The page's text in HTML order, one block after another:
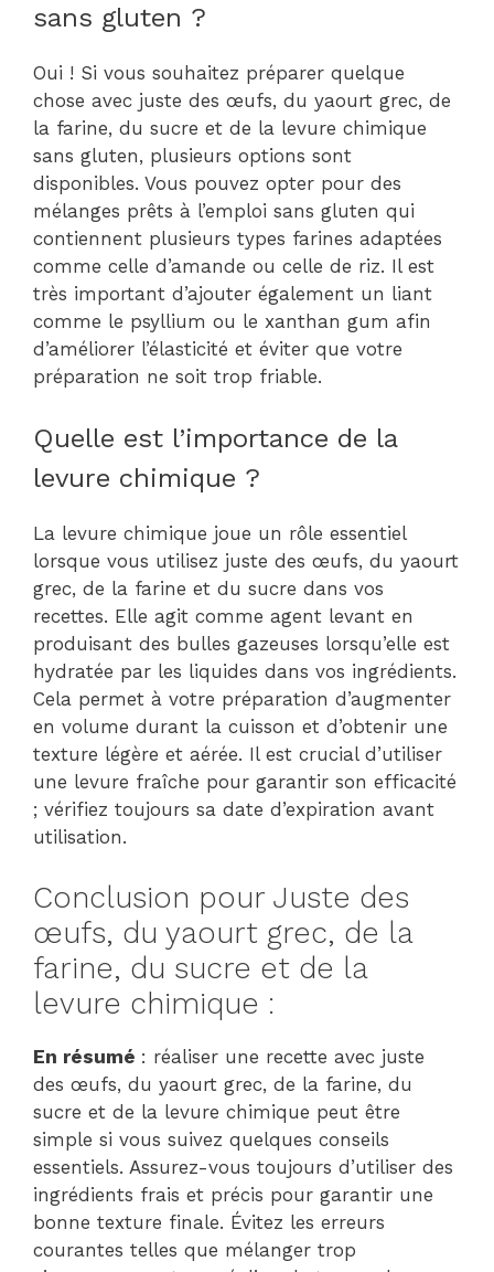
sans gluten ?
Oui ! Si vous souhaitez préparer quelque
chose avec juste des œufs, du yaourt grec, de
la farine, du sucre et de la levure chimique
sans gluten, plusieurs options sont
disponibles. Vous pouvez opter pour des
mélanges prêts à l’emploi sans gluten qui
contiennent plusieurs types farines adaptées
comme celle d’amande ou celle de riz. Il est
très important d’ajouter également un liant
comme le psyllium ou le xanthan gum afin
d’améliorer l’élasticité et éviter que votre
préparation ne soit trop friable.
Quelle est l’importance de la
levure chimique ?
La levure chimique joue un rôle essentiel
lorsque vous utilisez juste des œufs, du yaourt
grec, de la farine et du sucre dans vos
recettes. Elle agit comme agent levant en
produisant des bulles gazeuses lorsqu’elle est
hydratée par les liquides dans vos ingrédients.
Cela permet à votre préparation d’augmenter
en volume durant la cuisson et d’obtenir une
texture légère et aérée. Il est crucial d’utiliser
une levure fraîche pour garantir son efficacité
; vérifiez toujours sa date d’expiration avant
utilisation.
Conclusion pour Juste des
œufs, du yaourt grec, de la
farine, du sucre et de la
levure chimique :
En résumé : réaliser une recette avec juste
des œufs, du yaourt grec, de la farine, du
sucre et de la levure chimique peut être
simple si vous suivez quelques conseils
essentiels. Assurez-vous toujours d’utiliser des
ingrédients frais et précis pour garantir une
bonne texture finale. Évitez les erreurs
courantes telles que mélanger trop